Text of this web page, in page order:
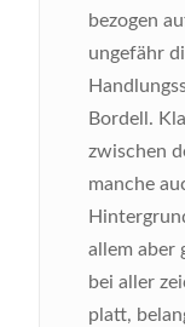
bezogen
ungefähr
Bordell.
zwischen
manche
allem aber
bei aller
platt,